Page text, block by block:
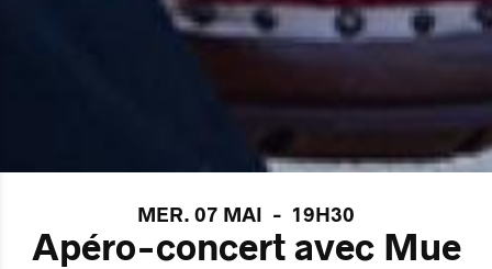
MER. 07 MAI - 19H30
Apéro-concert avec Mue